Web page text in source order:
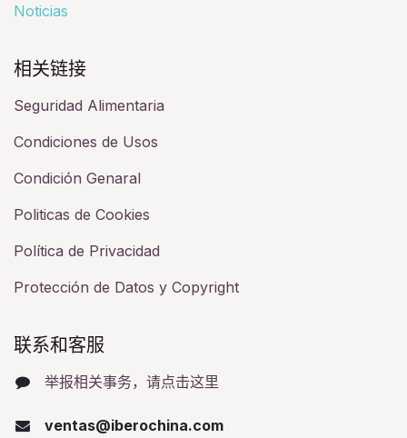
Noticias
相关链接​
Seguridad Alimentaria
Condiciones de Usos
Condición Genaral
Politicas de Cookies
Política de Privacidad
Protección de Datos y Copyright
联系和客服​
举报相关事务，请点击这里
ventas@iberochina.com